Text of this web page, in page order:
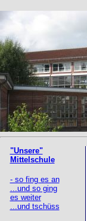
"Unsere"
Mittelschule
- so fing es an
...und so ging
es weiter
...und tschüss